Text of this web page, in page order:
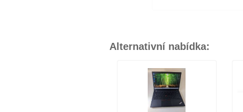
Alternativní nabídka: